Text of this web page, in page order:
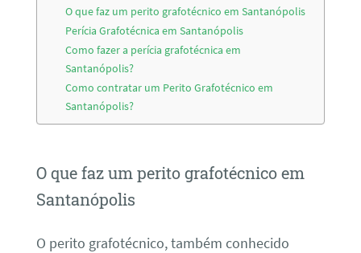
O que faz um perito grafotécnico em Santanópolis
Perícia Grafotécnica em Santanópolis
Como fazer a perícia grafotécnica em
Santanópolis?
Como contratar um Perito Grafotécnico em
Santanópolis?
O que faz um perito grafotécnico em
Santanópolis
O perito grafotécnico, também conhecido